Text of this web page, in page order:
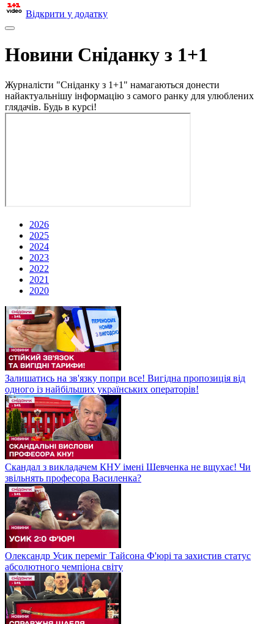
Відкрити у додатку
Новини Сніданку з 1+1
Журналісти "Сніданку з 1+1" намагаються донести
найактуальнішу інформацію з самого ранку для улюблених
глядачів. Будь в курсі!
2026
2025
2024
2023
2022
2021
2020
Залишатись на зв'язку попри все! Вигідна пропозиція від
одного із найбільших українських операторів!
Скандал з викладачем КНУ імені Шевченка не вщухає! Чи
звільнять професора Василенка?
Олександр Усик переміг Тайсона Ф'юрі та захистив статус
абсолютного чемпіона світу